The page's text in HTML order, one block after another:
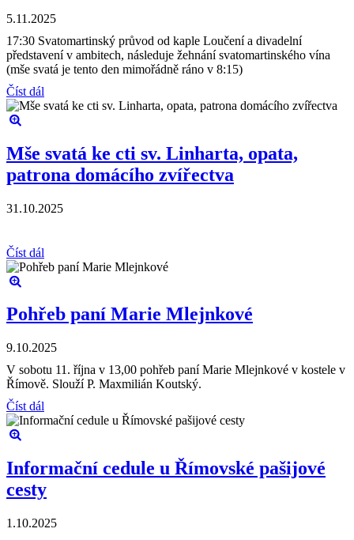
5.11.2025
17:30 Svatomartinský průvod od kaple Loučení a divadelní
představení v ambitech, následuje žehnání svatomartinského vína
(mše svatá je tento den mimořádně ráno v 8:15)
Číst dál
Mše svatá ke cti sv. Linharta, opata,
patrona domácího zvířectva
31.10.2025
Číst dál
Pohřeb paní Marie Mlejnkové
9.10.2025
V sobotu 11. října v 13,00 pohřeb paní Marie Mlejnkové v kostele v
Římově. Slouží P. Maxmilián Koutský.
Číst dál
Informační cedule u Římovské pašijové
cesty
1.10.2025